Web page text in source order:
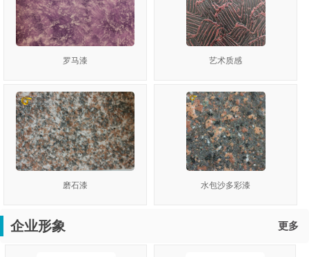
罗马漆 艺术质感
磨石漆 水包沙多彩漆
企业形象 更多